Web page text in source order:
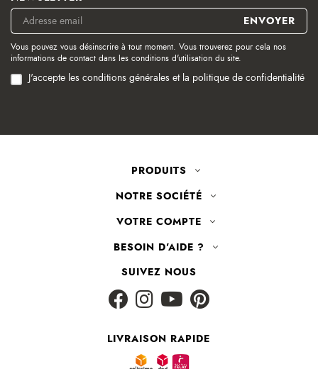
Vous pouvez vous désinscrire à tout moment. Vous trouverez pour cela nos
informations de contact dans les conditions d'utilisation du site.
J'accepte les conditions générales et la politique de confidentialité
PRODUITS
NOTRE SOCIÉTÉ
VOTRE COMPTE
BESOIN D'AIDE ?
SUIVEZ NOUS
LIVRAISON RAPIDE